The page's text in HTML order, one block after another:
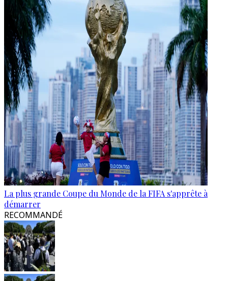
La plus grande Coupe du Monde de la FIFA s'apprête à
démarrer
RECOMMANDÉ